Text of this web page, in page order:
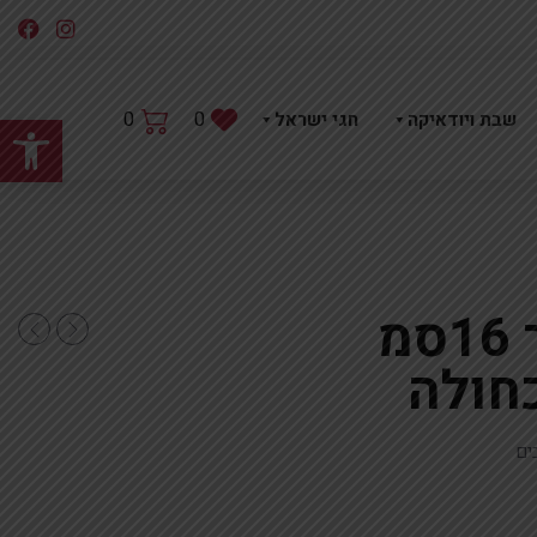
שבת ויודאיקה חגי ישראל 0
0
חמסה רשת פיוטר 16סמ